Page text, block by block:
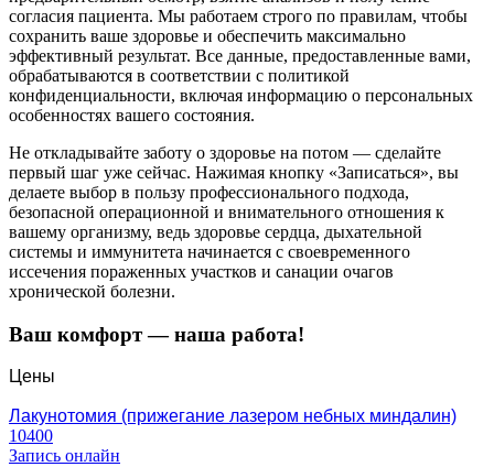
согласия пациента. Мы работаем строго по правилам, чтобы
сохранить ваше здоровье и обеспечить максимально
эффективный результат. Все данные, предоставленные вами,
обрабатываются в соответствии с политикой
конфиденциальности, включая информацию о персональных
особенностях вашего состояния.
Не откладывайте заботу о здоровье на потом — сделайте
первый шаг уже сейчас. Нажимая кнопку «Записаться», вы
делаете выбор в пользу профессионального подхода,
безопасной операционной и внимательного отношения к
вашему организму, ведь здоровье сердца, дыхательной
системы и иммунитета начинается с своевременного
иссечения пораженных участков и санации очагов
хронической болезни.
Ваш комфорт — наша работа!
Цены
Лакунотомия (прижегание лазером небных миндалин)
10400
Запись онлайн